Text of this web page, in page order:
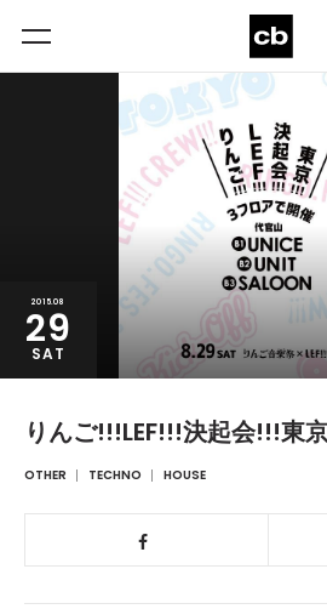
2015.08
29
SAT
りんご!!!LEF!!!決起会!!!東
OTHER TECHNO HOUSE